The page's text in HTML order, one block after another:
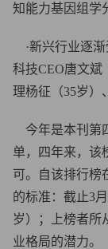
知能力基因组学
·新兴行业逐渐
科技CEO唐文斌
理杨征（35岁）
今年是本刊第
单，四年来，该
可。自该排行榜
的标准：截止3
岁）；上榜者所
业格局的潜力。